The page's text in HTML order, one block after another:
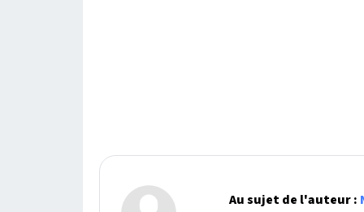
Au sujet de l'auteur :